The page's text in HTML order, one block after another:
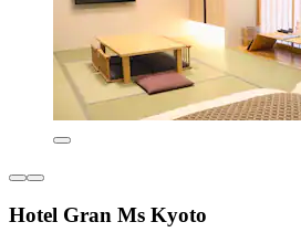
Hotel Gran Ms Kyoto